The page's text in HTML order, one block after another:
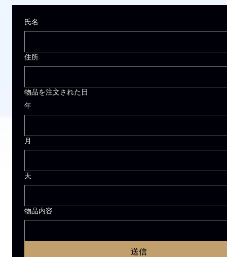
氏名
住所
物品を注文された日
年
月
天
物品内容
送信